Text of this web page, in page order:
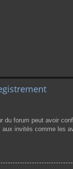
du forum peut avoir
invités comme les